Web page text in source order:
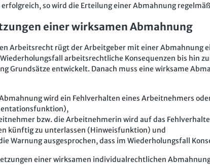
so wird die Erteilung einer Abmahnung
einer wirksamen Abmahnung
Arbeitsrecht rügt der Arbeitgeber mit einer Abmahnung
arbeitsrechtliche Konsequenzen bis hin
Grundsätze entwickelt. Danach muss eine wirksame
wird ein Fehlverhalten eines Arbeitnehmers
bzw. die Arbeitnehmerin wird auf das
künftig zu unterlassen (Hinweisfunktion) und
Warnung ausgesprochen, dass im Wiederholungsfall
einer wirksamen individualrechtlichen